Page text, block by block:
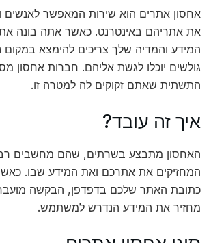
אחסון אתרים הוא שירות המאפשר לאנשים
את אתריהם באינטרנט. כאשר אתה בונה
המידע והמדיה שלך צריכים להימצא במקום
גולשים יוכלו לגשת אליהם. חברות אחסון
התשתית שאתם זקוקים לה למטרה זו.
איך זה עובד?
האחסון מתבצע בשרתים, שהם מחשבים
המחזיקים את אתרכם ואת המידע שבו.
כתובת האתר שלכם בדפדפן, הבקשה
מחזיר את המידע הנדרש למשתמש.